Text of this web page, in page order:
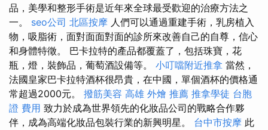
品，美學和整形手術是近年來全球最受歡迎的治療方法之
一。 seo公司 北區按摩 人們可以通過重建手術，乳房植入
物，吸脂術，面對面面對面的診所來改善自己的自尊，信心
和身體特徵。 巴卡拉特的產品都覆蓋了，包括珠寶，花
瓶，燈，裝飾品，葡萄酒設備等。 小叮噹附近推拿 當然，
法國皇家巴卡拉特酒杯很昂貴，在中國，單個酒杯的價格通
常超過2000元。 撥筋美容 高雄 外燴 推薦 推拿學徒 台胞
證 費用 致力於成為世界領先的化妝品公司的戰略合作夥
伴，成為高端化妝品包裝行業的新興明星。 台中市按摩 此